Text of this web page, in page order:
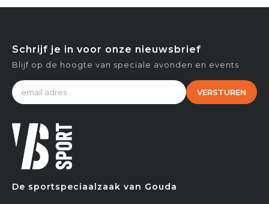
De sportspeciaalzaak van Gouda
Schrijf je in voor onze nieuwsbrief
Blijf op de hoogte van speciale avonden en events
VERSTUREN